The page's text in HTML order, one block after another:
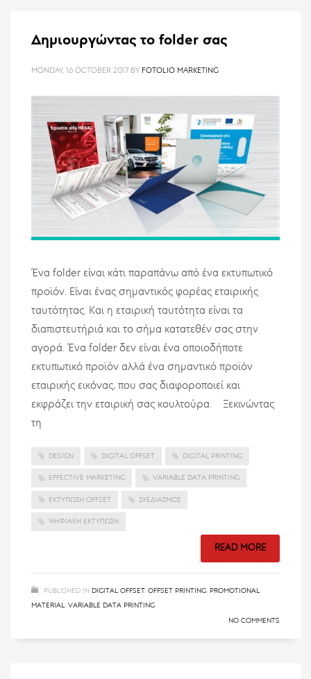
Δημιουργώντας το folder σας
MONDAY, 16 OCTOBER 2017 BY FOTOLIO MARKETING
Ένα folder είναι κάτι παραπάνω από ένα εκτυπωτικό
προϊόν. Είναι ένας σημαντικός φορέας εταιρικής
ταυτότητας. Και η εταιρική ταυτότητα είναι τα
διαπιστευτήριά και το σήμα κατατεθέν σας στην
αγορά. Ένα folder δεν είναι ένα οποιοδήποτε
εκτυπωτικό προϊόν αλλά ένα σημαντικό προϊόν
εταιρικής εικόνας, που σας διαφοροποιεί και
εκφράζει την εταιρική σας κουλτούρα. Ξεκινώντας
τη
DESIGN DIGITAL OFFSET DIGITAL PRINTING
EFFECTIVE MARKETING VARIABLE DATA PRINTING
ΕΚΤΎΠΩΣΗ OFFSET ΣΧΕΔΙΑΣΜΌΣ
ΨΗΦΙΑΚΉ ΕΚΤΎΠΩΣΗ
READ MORE
PUBLISHED IN DIGITAL OFFSET, OFFSET PRINTING PROMOTIONAL
MATERIAL VARIABLE DATA PRINTING
NO COMMENTS